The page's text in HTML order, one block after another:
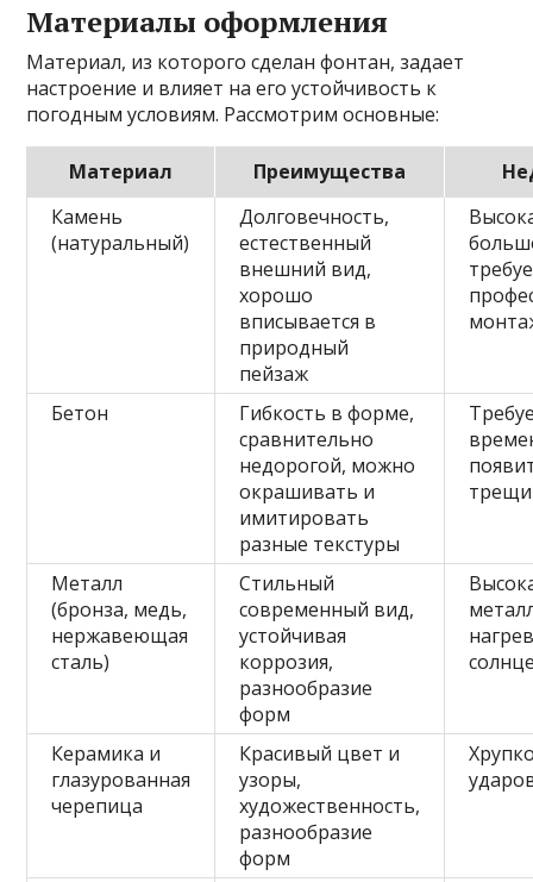
Материалы оформления
Материал, из которого сделан фонтан, задает
настроение и влияет на его устойчивость к
погодным условиям. Рассмотрим основные:
Материал Преимущества
Камень
(натуральный)
Долговечность,
естественный
внешний вид,
хорошо
вписывается в
природный
пейзаж
Бетон
Гибкость в форме,
сравнительно
недорогой, можно
окрашивать и
имитировать
разные текстуры
Металл
(бронза, медь,
нержавеющая
сталь)
Стильный
современный вид,
устойчивая
коррозия,
разнообразие
форм
Керамика и
глазурованная
черепица
Красивый цвет и
узоры,
художественность,
разнообразие
форм